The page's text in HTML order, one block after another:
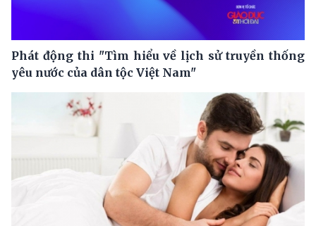
Phát động thi "Tìm hiểu về lịch sử truyền thống
yêu nước của dân tộc Việt Nam"